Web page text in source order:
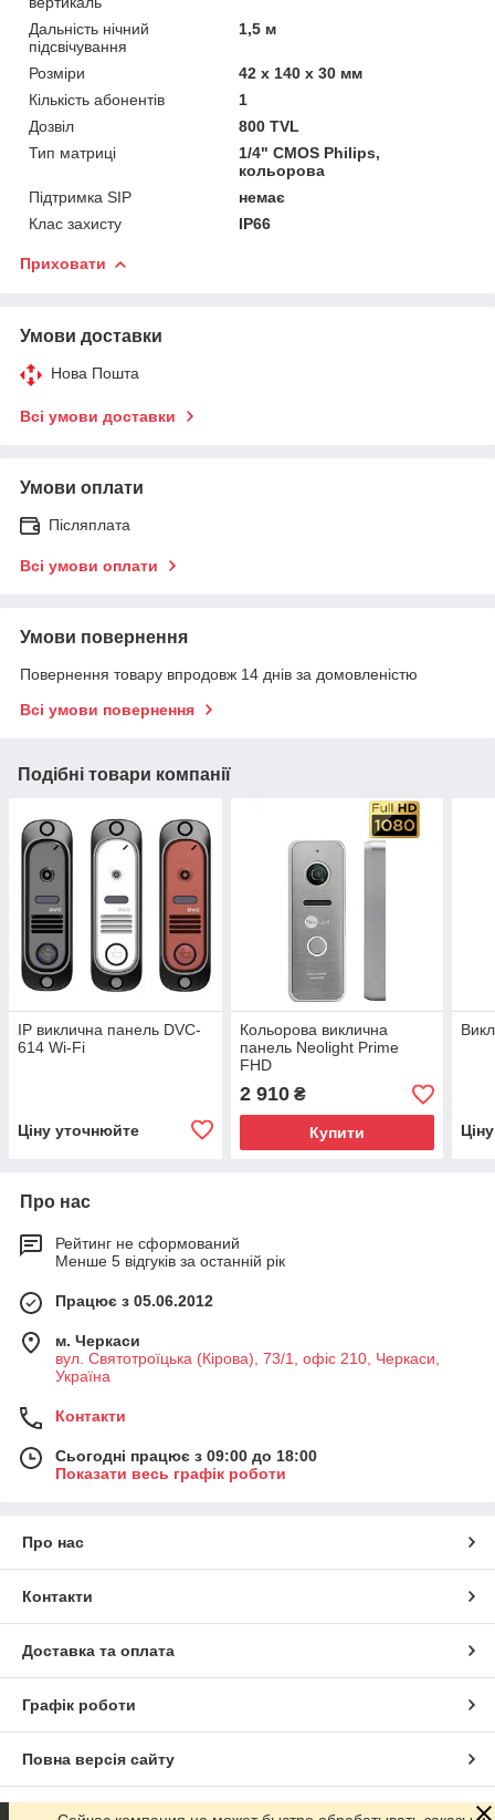
Дальність нічний
підсвічування
1,5 м
Розміри
42 x 140 x 30 мм
Кількість абонентів
1
Дозвіл
800 TVL
Тип матриці
1/4" CMOS Philips,
кольорова
Підтримка SIP
немає
Клас захисту
IP66
Приховати
Умови доставки
Нова Пошта
Всі умови доставки
Умови оплати
Післяплата
Всі умови оплати
Умови повернення
Повернення товару впродовж 14 днів за домовленістю
Всі умови повернення
Подібні товари компанії
IP виклична панель DVC-
614 Wi-Fi
Ціну уточнюйте
Кольорова виклична
панель Neolight Prime
FHD
2 910₴
Купити
Про нас
Рейтинг не сформований
Менше 5 відгуків за останній рік
Працює з 05.06.2012
м. Черкаси
вул. Святотроїцька (Кірова), 73/1, офіс 210, Черкаси,
Україна
Контакти
Сьогодні працює з 09:00 до 18:00
Показати весь графік роботи
Про нас
Контакти
Доставка та оплата
Графік роботи
Повна версія сайту
Сайт створено на маркетплейсі Prom.ua